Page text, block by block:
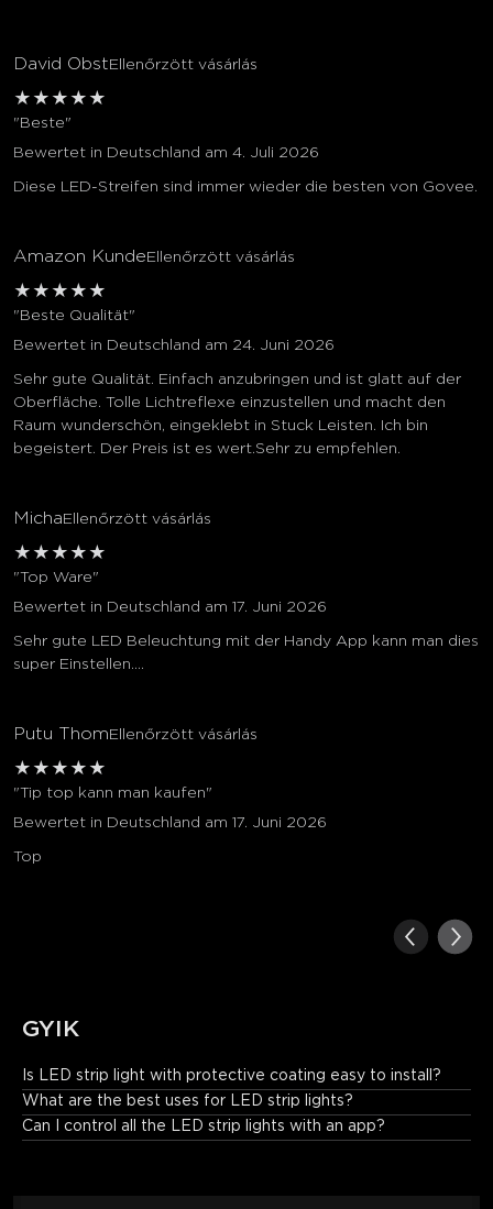
David Obst Ellenőrzött vásárlás
★ ★ ★ ★ ★
"Beste"
Bewertet in Deutschland am 4. Juli 2026
Diese LED-Streifen sind immer wieder die besten von Govee.
Amazon Kunde Ellenőrzött vásárlás
★ ★ ★ ★ ★
"Beste Qualität"
Bewertet in Deutschland am 24. Juni 2026
Sehr gute Qualität. Einfach anzubringen und ist glatt auf der
Oberfläche. Tolle Lichtreflexe einzustellen und macht den
Raum wunderschön, eingeklebt in Stuck Leisten. Ich bin
begeistert. Der Preis ist es wert.Sehr zu empfehlen.
Micha Ellenőrzött vásárlás
★ ★ ★ ★ ★
"Top Ware"
Bewertet in Deutschland am 17. Juni 2026
Sehr gute LED Beleuchtung mit der Handy App kann man dies
super Einstellen....
Putu Thom Ellenőrzött vásárlás
★ ★ ★ ★ ★
"Tip top kann man kaufen"
Bewertet in Deutschland am 17. Juni 2026
Top
GYIK
Is LED strip light with protective coating easy to install?
Installation is a breeze. Just peel, stick, and secure the strip
with its strong adhesive backing and included clips for a worry-
free setup.
What are the best uses for LED strip lights?
Can I control all the LED strip lights with an app?